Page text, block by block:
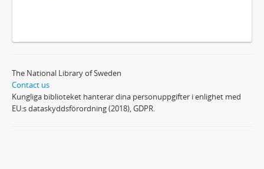
The National Library of Sweden
Contact us
Kungliga biblioteket hanterar dina personuppgifter i enlighet med
EU:s dataskyddsförordning (2018), GDPR.